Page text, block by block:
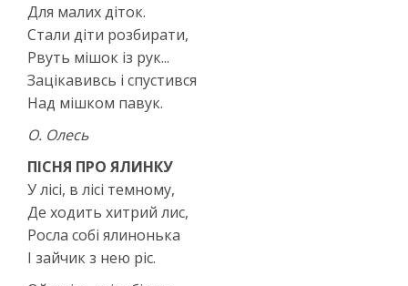
Для малих діток.
Стали діти розбирати,
Рвуть мішок із рук...
Зацікавивсь і спустився
Над мішком павук.
О. Олесь
ПІСНЯ ПРО ЯЛИНКУ
У лісі, в лісі темному,
Де ходить хитрий лис,
Росла собі ялинонька
І зайчик з нею ріс.